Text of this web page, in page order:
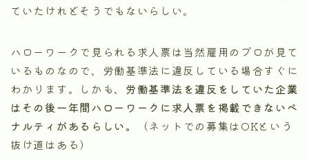
ていたけれどそうでもないらしい。
ハローワークで見られる求人票は当然雇用のプロが見て
いるものなので、労働基準法に違反している場合すぐに
わかります。しかも、 労働基準法を違反をしていた企業
はその後一年間ハローワークに求人票を掲載できないペ
ナルティがあるらしい。
（ネットでの募集はOKという
抜け道はある）